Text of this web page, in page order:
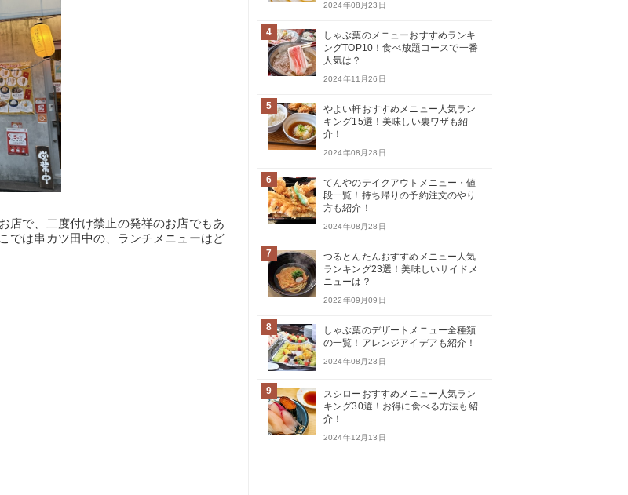
店で、二度付け禁止の発祥のお店でもあ
では串カツ田中の、ランチメニューはど
2024年08月23日
4
しゃぶ葉のメニューおすすめランキ
ングTOP10！食べ放題コースで一番
人気は？
2024年11月26日
5
やよい軒おすすめメニュー人気ラン
キング15選！美味しい裏ワザも紹
介！
2024年08月28日
6
てんやのテイクアウトメニュー・値
段一覧！持ち帰りの予約注文のやり
方も紹介！
2024年08月28日
7
つるとんたんおすすめメニュー人気
ランキング23選！美味しいサイドメ
ニューは？
2022年09月09日
8
しゃぶ葉のデザートメニュー全種類
の一覧！アレンジアイデアも紹介！
2024年08月23日
9
スシローおすすめメニュー人気ラン
キング30選！お得に食べる方法も紹
介！
2024年12月13日